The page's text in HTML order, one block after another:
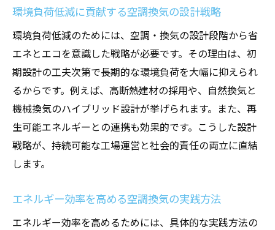
環境負荷低減に貢献する空調換気の設計戦略
環境負荷低減のためには、空調・換気の設計段階から省
エネとエコを意識した戦略が必要です。その理由は、初
期設計の工夫次第で長期的な環境負荷を大幅に抑えられ
るからです。例えば、高断熱建材の採用や、自然換気と
機械換気のハイブリッド設計が挙げられます。また、再
生可能エネルギーとの連携も効果的です。こうした設計
戦略が、持続可能な工場運営と社会的責任の両立に直結
します。
エネルギー効率を高める空調換気の実践方法
エネルギー効率を高めるためには、具体的な実践方法の